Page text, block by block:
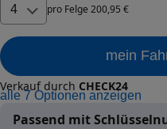
4 pro Felge 200,95 €
mein
Verkauf durch CHECK24
alle 7 Optionen anzeigen
Passend mit